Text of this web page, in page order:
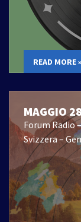
READ MORE »
MAGGIO
Forum Radio
Svizzera –